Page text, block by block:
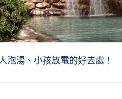
泡湯、小孩放電的好去處！